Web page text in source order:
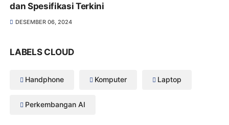
dan Spesifikasi Terkini
DESEMBER 06, 2024
LABELS CLOUD
Handphone Komputer Laptop
Perkembangan AI